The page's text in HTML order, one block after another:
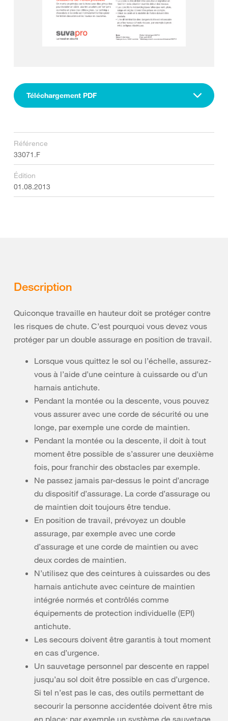
Téléchargement PDF
Référence
33071.F
Édition
01.08.2013
Description
Quiconque travaille en hauteur doit se protéger contre
les risques de chute. C’est pourquoi vous devez vous
protéger par un double assurage en position de travail.
Lorsque vous quittez le sol ou l’échelle, assurez-
vous à l’aide d’une ceinture à cuissarde ou d’un
harnais antichute.
Pendant la montée ou la descente, vous pouvez
vous assurer avec une corde de sécurité ou une
longe, par exemple une corde de maintien.
Pendant la montée ou la descente, il doit à tout
moment être possible de s’assurer une deuxième
fois, pour franchir des obstacles par exemple.
Ne passez jamais par-dessus le point d’ancrage
du dispositif d’assurage. La corde d’assurage ou
de maintien doit toujours être tendue.
En position de travail, prévoyez un double
assurage, par exemple avec une corde
d’assurage et une corde de maintien ou avec
deux cordes de maintien.
N’utilisez que des ceintures à cuissardes ou des
harnais antichute avec ceinture de maintien
intégrée normés et contrôlés comme
équipements de protection individuelle (EPI)
antichute.
Les secours doivent être garantis à tout moment
en cas d’urgence.
Un sauvetage personnel par descente en rappel
jusqu’au sol doit être possible en cas d’urgence.
Si tel n’est pas le cas, des outils permettant de
secourir la personne accidentée doivent être mis
en place: par exemple un système de sauvetage